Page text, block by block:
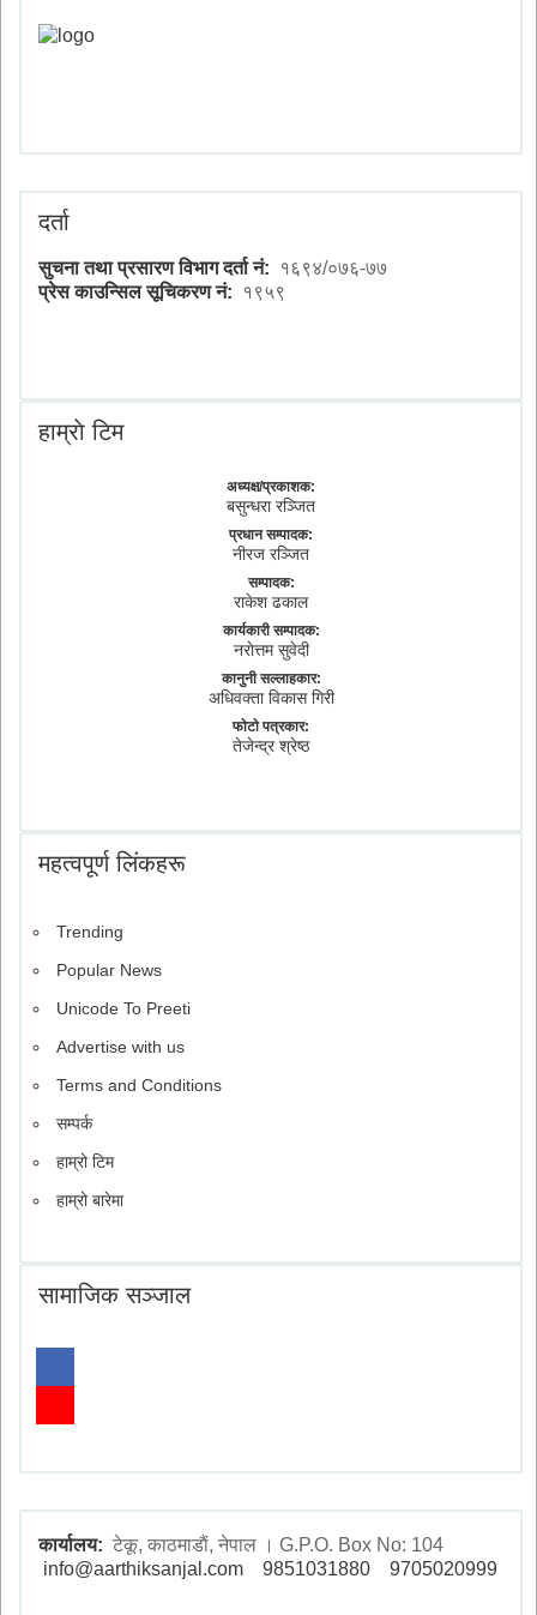
दर्ता
सुचना तथा प्रसारण विभाग दर्ता नं:
१६९४/०७६-७७
प्रेस काउन्सिल सूचिकरण नं:
१९५९
हाम्राे टिम
अध्यक्ष/प्रकाशक:
बसुन्धरा रञ्जित
प्रधान सम्पादक:
नीरज रञ्जित
सम्पादक:
राकेश ढकाल
कार्यकारी सम्पादक:
नराेत्तम सुवेदी
कानुनी सल्लाहकार:
अधिवक्ता विकास गिरी
फाेटाे पत्रकार:
तेजेन्द्र श्रेष्ठ
महत्वपूर्ण लिंकहरू
Trending
Popular News
Unicode To Preeti
Advertise with us
Terms and Conditions
सम्पर्क
हाम्रो टिम
हाम्रो बारेमा
सामाजिक सञ्जाल
कार्यालय: टेकू, काठमाडाैं, नेपाल । G.P.O. Box No: 104
info@aarthiksanjal.com
9851031880 9705020999